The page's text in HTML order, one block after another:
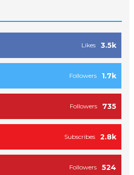
3.5k
Likes
1.7k
Followers
735
Followers
2.8k
Subscribes
524
Followers